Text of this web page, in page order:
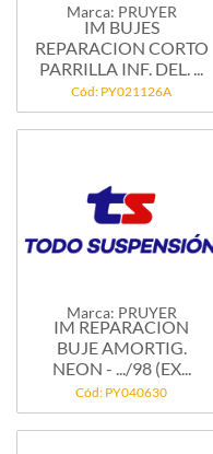
Marca: PRUYER
IM BUJES
REPARACION CORTO
PARRILLA INF. DEL. ...
Cód: PY021126A
Marca: PRUYER
IM REPARACION
BUJE AMORTIG.
NEON - .../98 (EX...
Cód: PY040630